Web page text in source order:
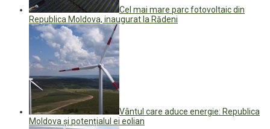
Cel mai mare parc fotovoltaic din
Republica Moldova, inaugurat la Rădeni
Vântul care aduce energie: Republica
Moldova și potențialul ei eolian